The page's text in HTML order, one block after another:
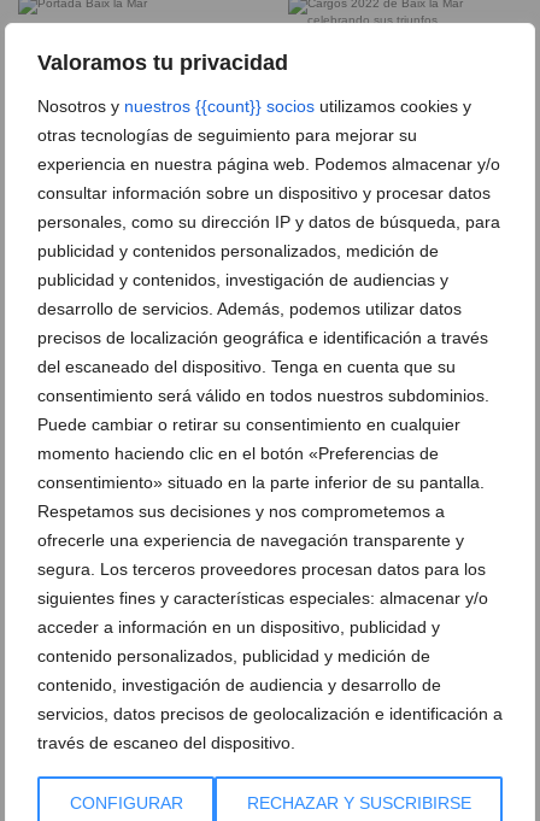
Valoramos tu privacidad
Nosotros y nuestros {{count}} socios utilizamos cookies y
otras tecnologías de seguimiento para mejorar su
experiencia en nuestra página web. Podemos almacenar y/o
consultar información sobre un dispositivo y procesar datos
personales, como su dirección IP y datos de búsqueda, para
publicidad y contenidos personalizados, medición de
publicidad y contenidos, investigación de audiencias y
desarrollo de servicios. Además, podemos utilizar datos
precisos de localización geográfica e identificación a través
del escaneado del dispositivo. Tenga en cuenta que su
consentimiento será válido en todos nuestros subdominios.
Puede cambiar o retirar su consentimiento en cualquier
momento haciendo clic en el botón «Preferencias de
consentimiento» situado en la parte inferior de su pantalla.
Respetamos sus decisiones y nos comprometemos a
ofrecerle una experiencia de navegación transparente y
segura. Los terceros proveedores procesan datos para los
siguientes fines y características especiales: almacenar y/o
acceder a información en un dispositivo, publicidad y
contenido personalizados, publicidad y medición de
contenido, investigación de audiencia y desarrollo de
servicios, datos precisos de geolocalización e identificación a
través de escaneo del dispositivo.
CONFIGURAR RECHAZAR Y SUSCRIBIRSE
Monumento grande de Baix la Mar de
Monumento infantil 2022 de Baix la Mar
La comisión posa bajo el ayuntamiento
tras ganar el Primer Premio de 2022
Cargos y comisión celebrando los premios
Euforia tras recibir el primer premio
Entrega de banderines con los premios
de 2022
Posado durante la Nit d’Albades
Cantos d’Albades en la falla Baix la Mar
Comisión de Baix la Mar durante la
Paso de Baix la Mar por la ofrenda
Cremà de la falla Baix la Mar Concurso de paellas de Baix la Mar
Fiesta en el barrio Baix la mar
Los ninots de la Baix la Mar llegan a la
Ambiente durante la plantà de 2022
Monumento infantil de la falla Baix la Mar